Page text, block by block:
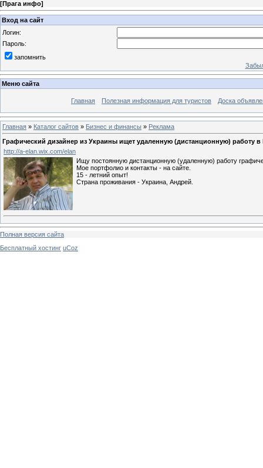
[Прага инфо]
Вход на сайт
Логин:
Пароль:
запомнить
Меню сайта
Главная Полезная информация для туристов Доска
Главная » Каталог сайтов » Бизнес и финансы » Реклама
Графический дизайнер из Украины ищет удаленную (дистанционную) работу в
http://a-elan.wix.com/elan
Ищу постоянную дистанционную (удаленную) работу
Мое портфолио и контакты - на сайте.
15 - летний опыт!
Страна проживания - Украина, Андрей.
Полная версия сайта
Бесплатный хостинг uCoz